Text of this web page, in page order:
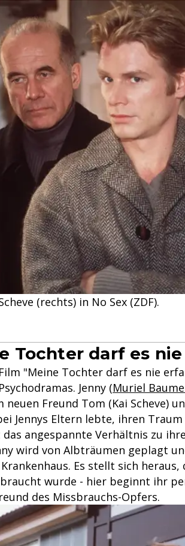
(rechts) in No Sex (ZDF).
Tochter darf es
"Meine Tochter darf es nie
Jenny (Muriel
neuen Freund Tom (Kai Scheve)
Jennys Eltern lebte, ihren
angespannte Verhältnis zu
wird von Albträumen geplagt
Es stellt sich
wurde - hier beginnt ihr
des Missbrauchs-Opfers.